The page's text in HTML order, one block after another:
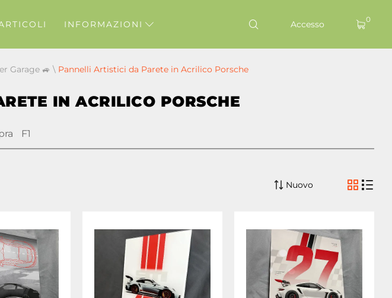
INFORMAZIONI Accesso 0
Garage 🚙 \ Pannelli Artistici da Parete in Acrilico Porsche
IN ACRILICO PORSCHE
F1
Nuovo